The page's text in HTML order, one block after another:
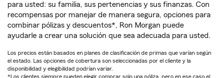
para usted: su familia, sus pertenencias y sus finanzas. Con
recompensas por manejar de manera segura, opciones para
combinar pólizas y descuentos*, Ron Morgan puede
ayudarle a crear una solución que sea adecuada para usted.
Los precios están basados en planes de clasificación de primas que varían según
el estado. Las opciones de cobertura son seleccionadas por el cliente y la
disponibilidad y elegibilidad podrían variar.
*Los clientes siempre pueden elegir comprar solo una póliza, pero en ese caso el